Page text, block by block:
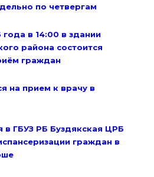
по четвергам
в 14:00 в здании
района состоится
граждан
на прием к врачу в
в ГБУЗ РБ Буздякская ЦРБ
граждан в